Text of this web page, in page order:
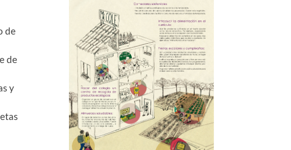
de
de
y